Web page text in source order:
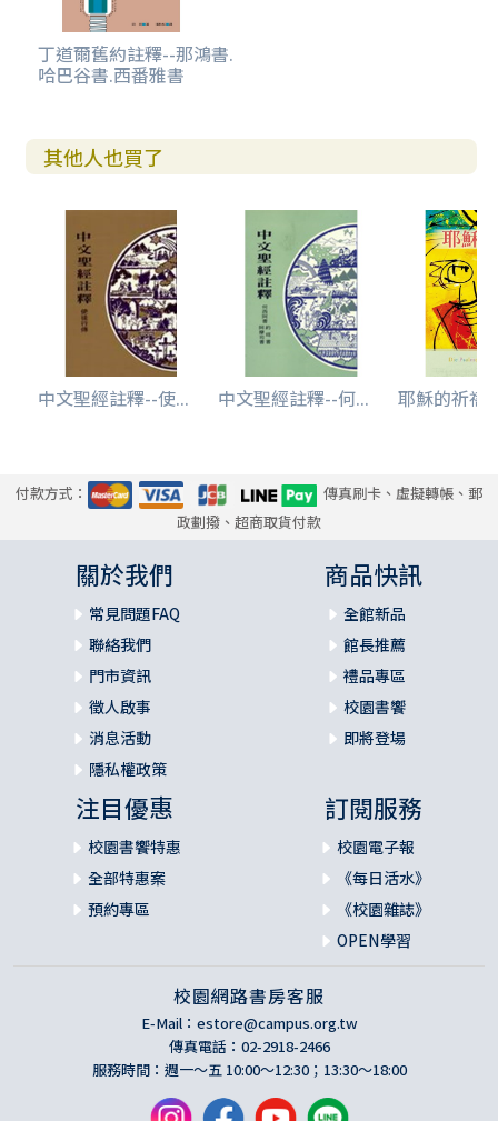
丁道爾舊約註釋--那鴻書.
哈巴谷書.西番雅書
其他人也買了
中文聖經註釋--使... 中文聖經註釋--何... 耶穌的祈禱
付款方式：
傳真刷卡、虛擬轉帳、郵
政劃撥、超商取貨付款
關於我們
常見問題FAQ
聯絡我們
門市資訊
徵人啟事
消息活動
隱私權政策
商品快訊
全館新品
館長推薦
禮品專區
校園書饗
即將登場
注目優惠
校園書饗特惠
全部特惠案
預約專區
訂閱服務
校園電子報
《每日活水》
《校園雜誌》
OPEN學習
校園網路書房客服
E-Mail： estore@campus.org.tw
傳真電話：02-2918-2466
服務時間：週一～五 10:00～12:30；13:30～18:00